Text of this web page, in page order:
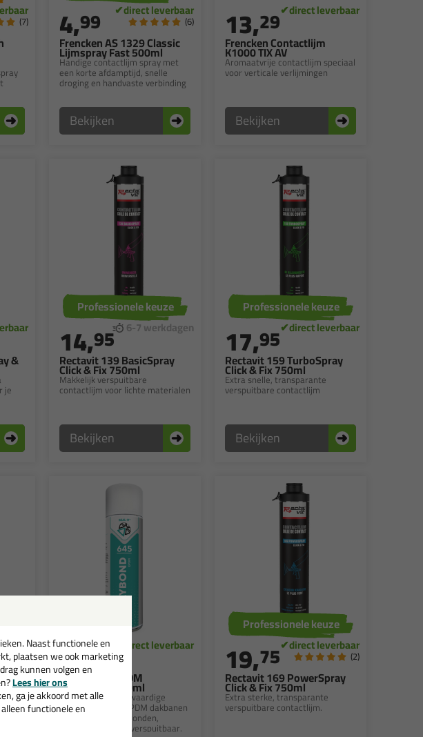
(7)
Frencken AS 1329 Classic
Lijmspray Fast 500ml
Handige contactlijm spray met
een korte afdamptijd, snelle
droging en handvaste verbinding
4,99 (6)
Bekijken
Frencken Contactlijm
K1000 TIX AV
Aromaatvrije contactlijm speciaal
voor verticale verlijmingen
13,29
Bekijken
&
je
Rectavit 139 BasicSpray
Click & Fix 750ml
Makkelijk verspuitbare
contactlijm voor lichte materialen
Professionele keuze
14,95
Bekijken
Rectavit 159 TurboSpray
Click & Fix 750ml
Extra snelle, transparante
verspuitbare contactlijm
Professionele keuze
17,95
Bekijken
(1)
Seal-It 645 EPDM
Spraybond 500ml
DCM vrije en hoogwaardige
contactlijm voor EPDM dakbanen
op diverse ondergronden,
hittebestendig en verspuitbaar.
7,51
Rectavit 169 PowerSpray
Click & Fix 750ml
Extra sterke, transparante
verspuitbare contactlijm.
Professionele keuze
19,75 (2)
Naast functionele en
plaatsen we ook marketing
kunnen volgen en
Lees hier ons
ga je akkoord met alle
functionele en